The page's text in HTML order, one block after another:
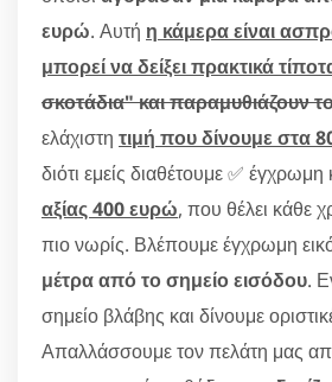
ευρώ. Αυτή η κάμερα είναι
μπορεί να δείξει πρακτικά
σκοτάδια" και παραμυθιάζουν
ελάχιστη τιμή που δίνουμε στα
διότι εμείς διαθέτουμε ✅
αξίας 400 ευρώ, που θέλει κάθε
πιο νωρίς. Βλέπουμε έγχρωμη
μέτρα από το σημείο εισόδου.
σημείο βλάβης και δίνουμε
Απαλλάσσουμε τον πελάτη μας